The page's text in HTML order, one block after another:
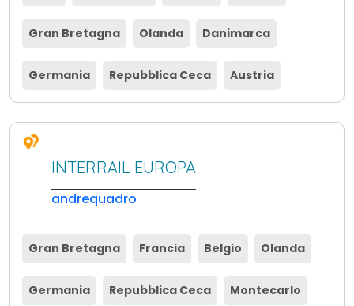
Gran Bretagna Olanda Danimarca
Germania Repubblica Ceca Austria
INTERRAIL EUROPA
andrequadro
Gran Bretagna Francia Belgio Olanda
Germania Repubblica Ceca Montecarlo